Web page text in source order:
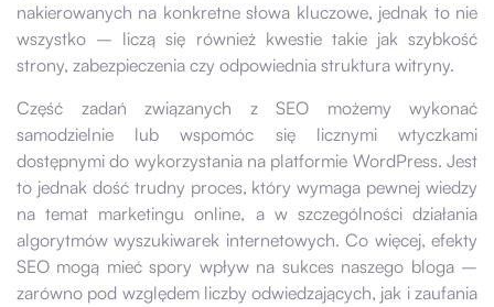
nakierowanych na konkretne słowa kluczowe, jednak to nie
wszystko – liczą się również kwestie takie jak szybkość
strony, zabezpieczenia czy odpowiednia struktura witryny.
Część zadań związanych z SEO możemy wykonać
samodzielnie lub wspomóc się licznymi wtyczkami
dostępnymi do wykorzystania na platformie WordPress. Jest
to jednak dość trudny proces, który wymaga pewnej wiedzy
na temat marketingu online, a w szczególności działania
algorytmów wyszukiwarek internetowych. Co więcej, efekty
SEO mogą mieć spory wpływ na sukces naszego bloga –
zarówno pod względem liczby odwiedzających, jak i zaufania